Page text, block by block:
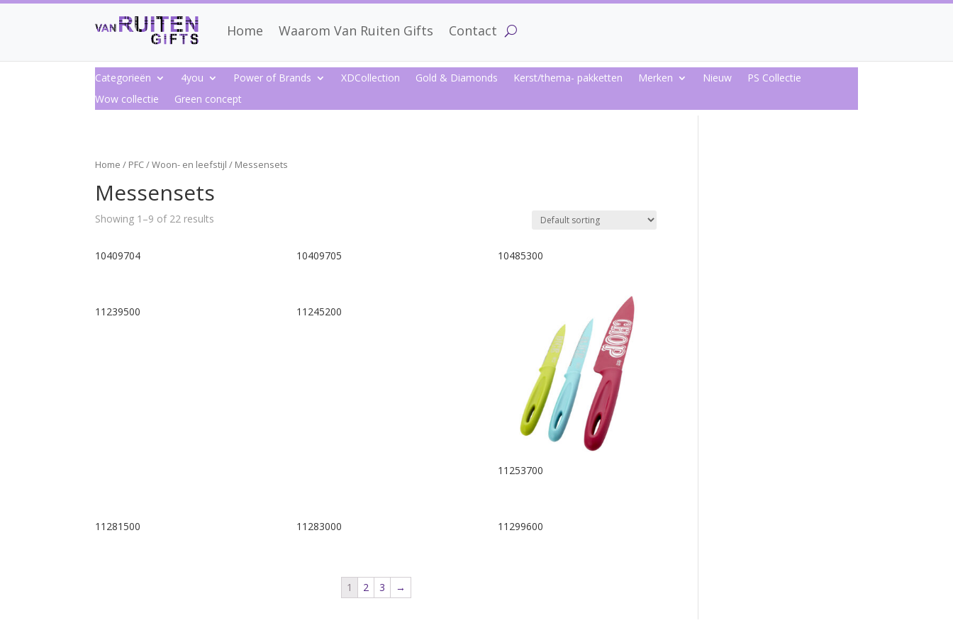
Home Waarom Van Ruiten Gifts Contact
Categorieën 4you Power of Brands XDCollection Gold & Diamonds Kerst/thema- pakketten Merken Nieuw
PS Collectie
Wow collectie
Green concept
Home / PFC/Woon- en leefstijl / Messensets
Messensets
Showing 1–9 of 22 results
10409704 10409705 10485300
11239500 11245200
11253700
11281500 11283000 11299600
1 2 3 →